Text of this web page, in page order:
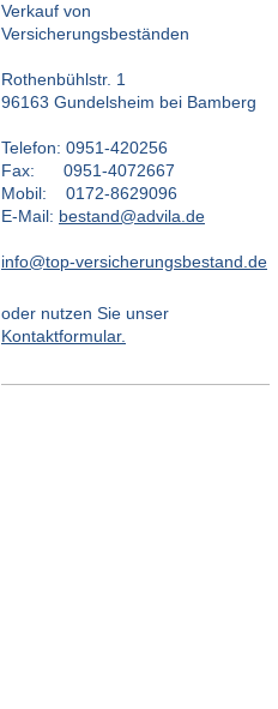
Verkauf von
Versicherungsbeständen
Rothenbühlstr. 1
96163 Gundelsheim bei Bamberg
Telefon: 0951-420256
Fax: 0951-4072667
Mobil: 0172-8629096
E-Mail: bestand@advila.de
info@top-versicherungsbestand.de
oder nutzen Sie unser
Kontaktformular.